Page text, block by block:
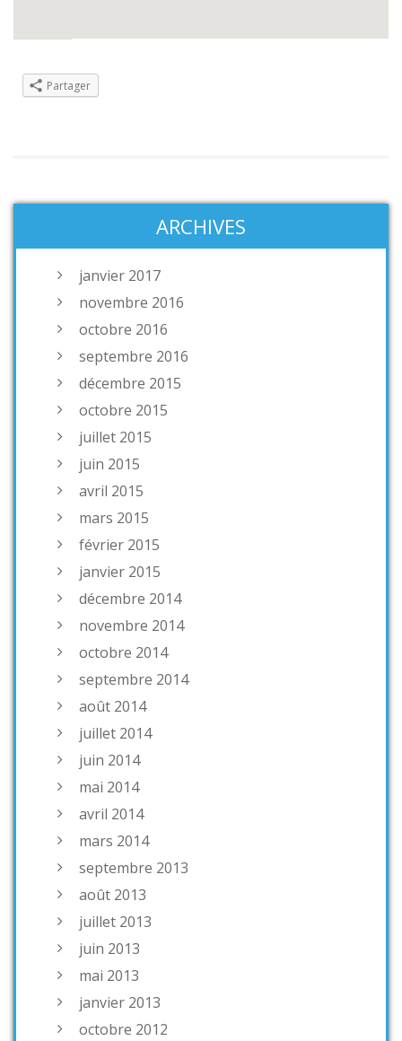
Partager
ARCHIVES
janvier 2017
novembre 2016
octobre 2016
septembre 2016
décembre 2015
octobre 2015
juillet 2015
juin 2015
avril 2015
mars 2015
février 2015
janvier 2015
décembre 2014
novembre 2014
octobre 2014
septembre 2014
août 2014
juillet 2014
juin 2014
mai 2014
avril 2014
mars 2014
septembre 2013
août 2013
juillet 2013
juin 2013
mai 2013
janvier 2013
octobre 2012